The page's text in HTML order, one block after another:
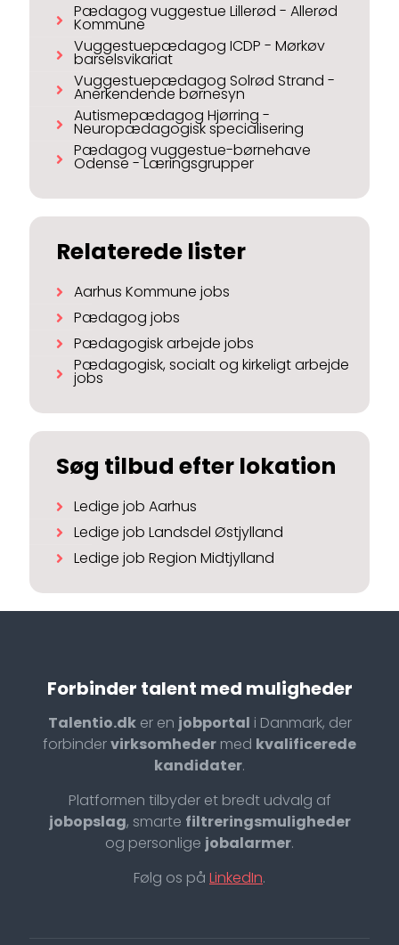
Pædagog vuggestue Lillerød - Allerød
Kommune
Vuggestuepædagog ICDP - Mørkøv
barselsvikariat
Vuggestuepædagog Solrød Strand -
Anerkendende børnesyn
Autismepædagog Hjørring -
Neuropædagogisk specialisering
Pædagog vuggestue-børnehave
Odense - Læringsgrupper
Relaterede lister
Aarhus Kommune jobs
Pædagog jobs
Pædagogisk arbejde jobs
Pædagogisk, socialt og kirkeligt arbejde
jobs
Søg tilbud efter lokation
Ledige job Aarhus
Ledige job Landsdel Østjylland
Ledige job Region Midtjylland
Forbinder talent med muligheder
Talentio.dker en jobportal i Danmark, der
forbindervirksomheder med kvalificerede
kandidater.
Platformen tilbyder et bredt udvalg af
jobopslag, smarte filtreringsmuligheder
og personlige jobalarmer.
Følg os på LinkedIn.